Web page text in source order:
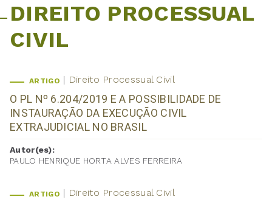
DIREITO PROCESSUAL
CIVIL
ARTIGO Direito Processual Civil
O PL Nº 6.204/2019 E A POSSIBILIDADE DE
INSTAURAÇÃO DA EXECUÇÃO CIVIL
EXTRAJUDICIAL NO BRASIL
Autor(es):
PAULO HENRIQUE HORTA ALVES FERREIRA
ARTIGO Direito Processual Civil